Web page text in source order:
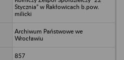
Stycznia” w Rakłowicach b.pow.
milicki
Archiwum Państwowe we
Wrocławiu
857